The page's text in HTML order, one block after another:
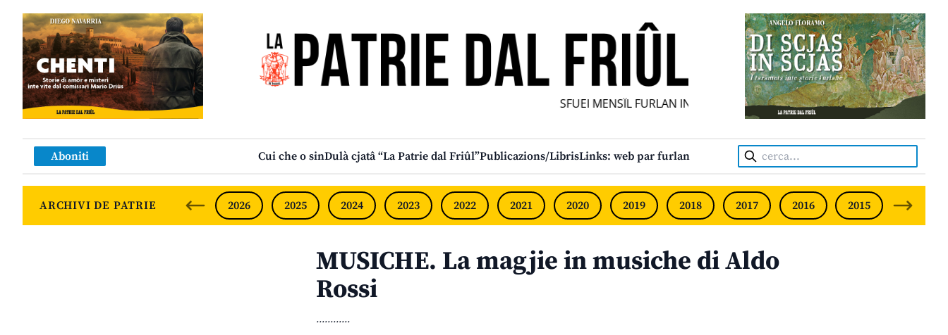
SFUEI MENSÎL FURLAN INDIPENDENT • INDEPENDENT FRIULIAN MONTHLY
Aboniti Cui che o sinDulà cjatâ “La Patrie dal Friûl”Publicazions/LibrisLinks: web par furlan Cerca:
ARCHIVI DE PATRIE 2026 2025 2024 2023 2022 2021 2020 2019 2018 2017 2016 2015 2014
MUSICHE. La magjie in musiche di Aldo
Rossi
............